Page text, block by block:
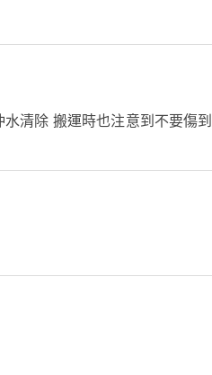
清除 搬運時也注意到不要傷到